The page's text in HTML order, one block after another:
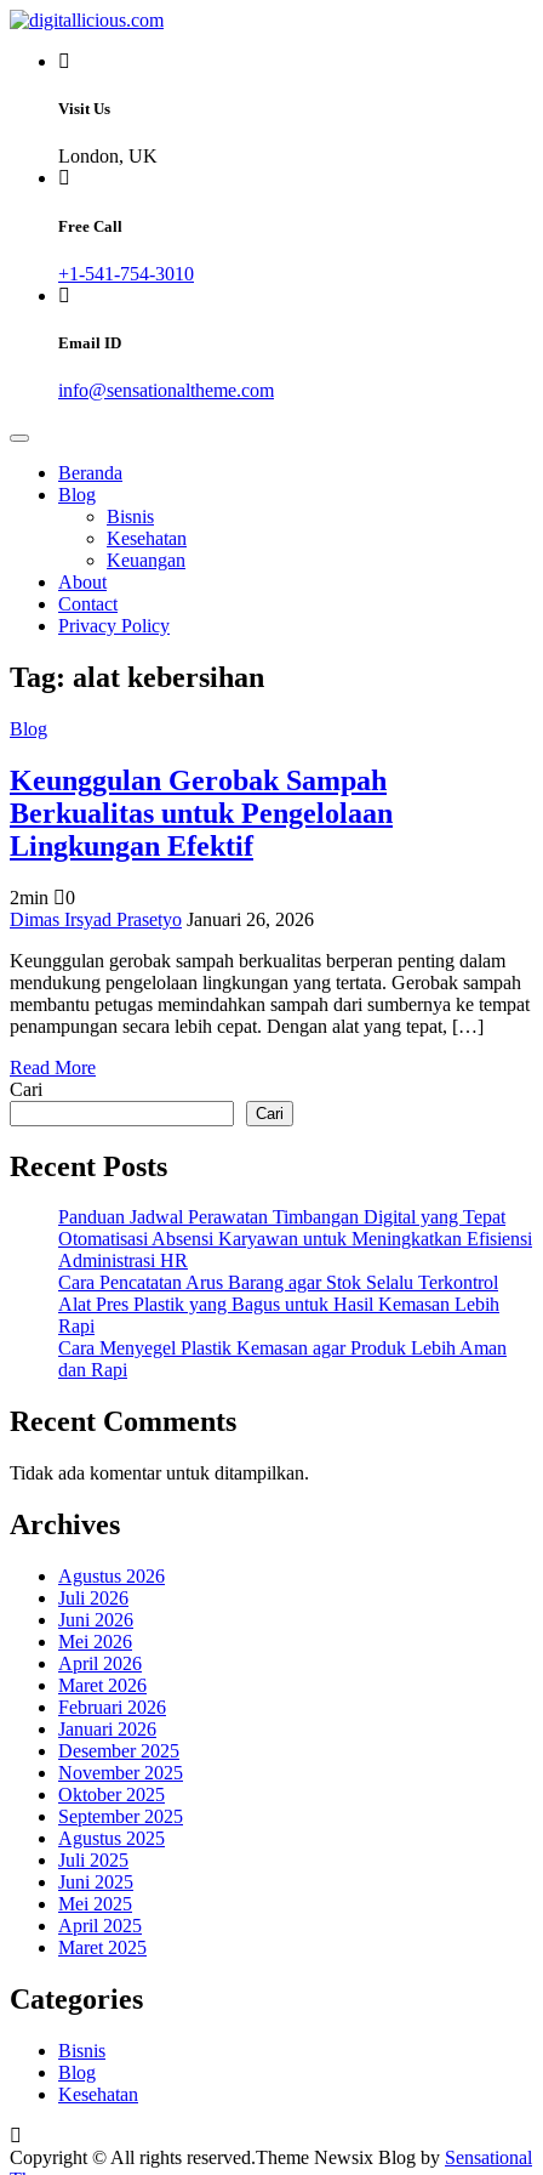
Skip
content
digitallicious.com
Sharing Digital Information
Visit Us
London, UK
Free Call
+1-541-754-3010
Email ID
info@sensationaltheme.com
Beranda
Blog
Bisnis
Kesehatan
Keuangan
About
Contact
Privacy Policy
Tag: alat kebersihan
Blog
Keunggulan Gerobak Sampah
Berkualitas untuk Pengelolaan
Lingkungan Efektif
2min
0
on
Gerobak
Sampah
Berkualitas
untuk
Lingkungan
Efektif
Dimas Irsyad Prasetyo Januari 26, 2026
Keunggulan gerobak sampah berkualitas berperan penting dalam
mendukung pengelolaan lingkungan yang tertata. Gerobak sampah
membantu petugas memindahkan sampah dari sumbernya ke tempat
penampungan secara lebih cepat. Dengan alat yang tepat, […]
Read More
Cari
Cari
Recent Posts
Panduan Jadwal Perawatan Timbangan Digital yang Tepat
Otomatisasi Absensi Karyawan untuk Meningkatkan Efisiensi
Administrasi HR
Cara Pencatatan Arus Barang agar Stok Selalu Terkontrol
Alat Pres Plastik yang Bagus untuk Hasil Kemasan Lebih
Rapi
Cara Menyegel Plastik Kemasan agar Produk Lebih Aman
dan Rapi
Recent Comments
Tidak ada komentar untuk ditampilkan.
Archives
Agustus 2026
Juli 2026
Juni 2026
Mei 2026
April 2026
Maret 2026
Februari 2026
Januari 2026
Desember 2025
November 2025
Oktober 2025
September 2025
Agustus 2025
Juli 2025
Juni 2025
Mei 2025
April 2025
Maret 2025
Categories
Bisnis
Blog
Kesehatan
Copyright © All rights reserved.Theme Newsix Blog by Sensational